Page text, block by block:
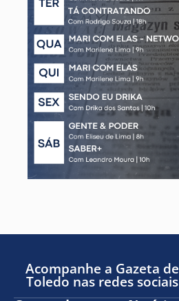
Acompanhe a Gazeta de
Toledo nas redes sociais